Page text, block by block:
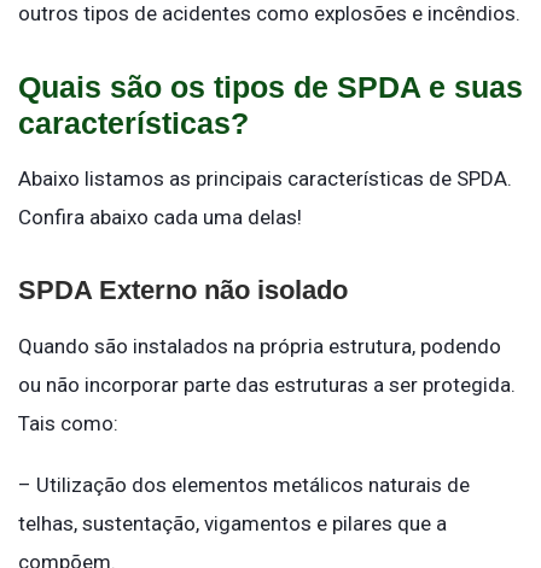
outros tipos de acidentes como explosões e incêndios.
Quais são os tipos de SPDA e suas
características?
Abaixo listamos as principais características de SPDA.
Confira abaixo cada uma delas!
SPDA Externo não isolado
Quando são instalados na própria estrutura, podendo
ou não incorporar parte das estruturas a ser protegida.
Tais como:
– Utilização dos elementos metálicos naturais de
telhas, sustentação, vigamentos e pilares que a
compõem.